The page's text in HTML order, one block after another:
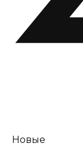
Новые